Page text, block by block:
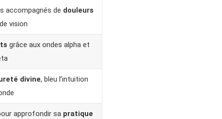
accompagnés de douleurs
vision
grâce aux ondes alpha et
divine, bleu l’intuition
approfondir sa pratique